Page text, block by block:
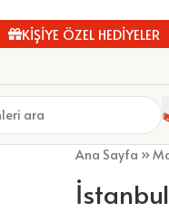
KİŞİYE ÖZEL HEDİYELER
Ana Sayfa »
İstanbul